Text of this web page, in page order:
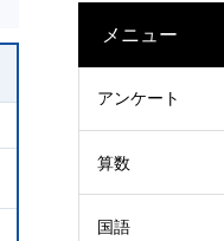
メニュー
アンケート
算数
国語